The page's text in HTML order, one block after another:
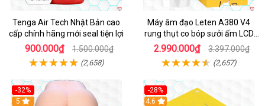
Tenga Air Tech Nhật Bản cao
cấp chính hãng mới seal tiện lợi
900.000₫ 1.500.000₫
(2,658)
Máy âm đạo Leten A380 V4
rung thụt co bóp sưởi ấm LCD
đẹp
2.990.000₫ 3.397.000₫
(2,657)
-32%
Hot
5
-28%
Hot
4.6